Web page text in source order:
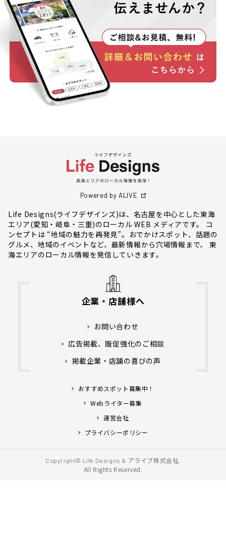
Powered by ALIVE
Life Designs(ライフデザインズ)は、名古屋を中心とした東海
エリア(愛知・岐阜・三重)のローカル WEB メディアです。 コ
ンセプトは “地域の魅力を再発見”。おでかけスポット、話題の
グルメ、地域のイベントなど、最新情報から穴場情報まで、 東
海エリアのローカル情報を発信していきます。
企業・店舗様へ
お問い合わせ
広告掲載、販促強化のご相談
掲載企業・店舗の喜びの声
おすすめスポット募集中！
Webライター募集
運営会社
プライバシーポリシー
Copyright© Life Designs & アライブ株式会社.
All Rights Reserved.